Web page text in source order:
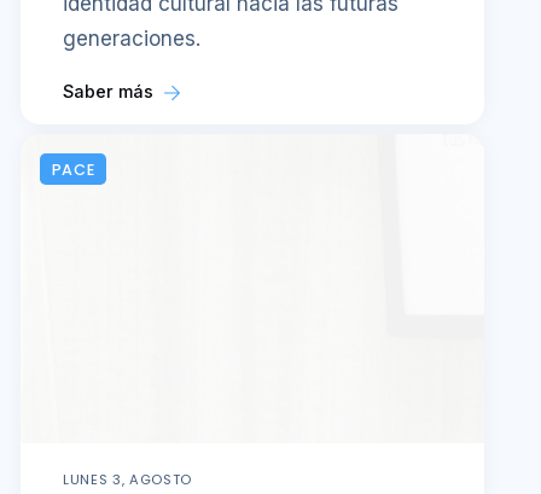
generaciones.
Saber más
PACE
LUNES 3, AGOSTO